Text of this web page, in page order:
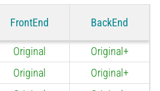
A
:
FrontEnd BackEnd
Original
Original+
Original
Original+